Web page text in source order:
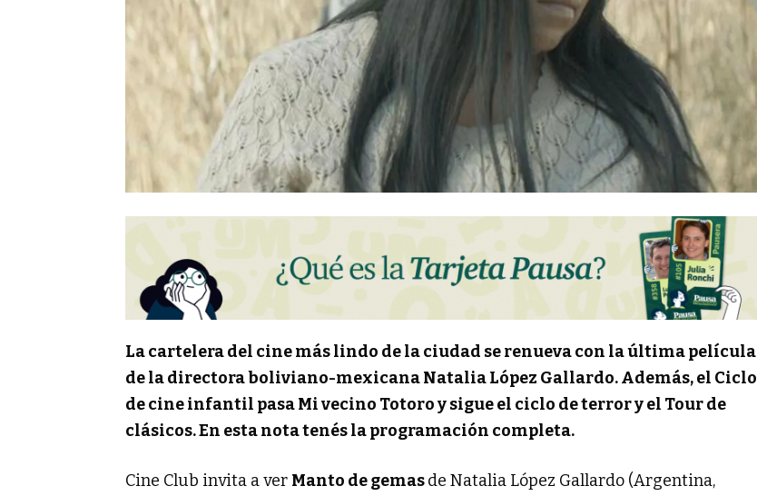
La cartelera del cine más lindo de la ciudad se renueva con la última película
de la directora boliviano-mexicana Natalia López Gallardo. Además, el Ciclo
de cine infantil pasa Mi vecino Totoro y sigue el ciclo de terror y el Tour de
clásicos. En esta nota tenés la programación completa.
Cine Club invita a ver Manto de gemasde Natalia López Gallardo (Argentina,